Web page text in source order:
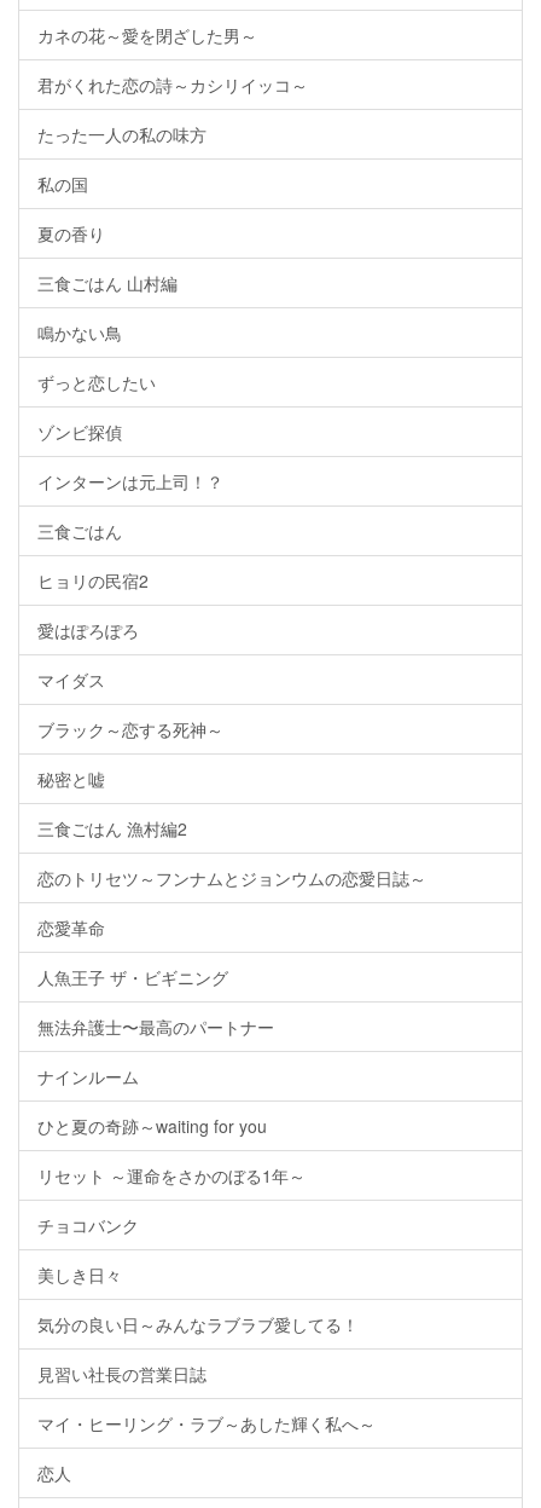
カネの花～愛を閉ざした男～
君がくれた恋の詩～カシリイッコ～
たった一人の私の味方
私の国
夏の香り
三食ごはん 山村編
鳴かない鳥
ずっと恋したい
ゾンビ探偵
インターンは元上司！？
三食ごはん
ヒョリの民宿2
愛はぽろぽろ
マイダス
ブラック～恋する死神～
秘密と嘘
三食ごはん 漁村編2
恋のトリセツ～フンナムとジョンウムの恋愛日誌～
恋愛革命
人魚王子 ザ・ビギニング
無法弁護士〜最高のパートナー
ナインルーム
ひと夏の奇跡～waiting for you
リセット ～運命をさかのぼる1年～
チョコバンク
美しき日々
気分の良い日～みんなラブラブ愛してる！
見習い社長の営業日誌
マイ・ヒーリング・ラブ～あした輝く私へ～
恋人